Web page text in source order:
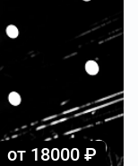
от 18000 ₽